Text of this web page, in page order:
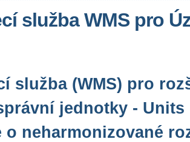
služba WMS pro
služba (WMS) pro
jednotky - Units
o neharmonizované